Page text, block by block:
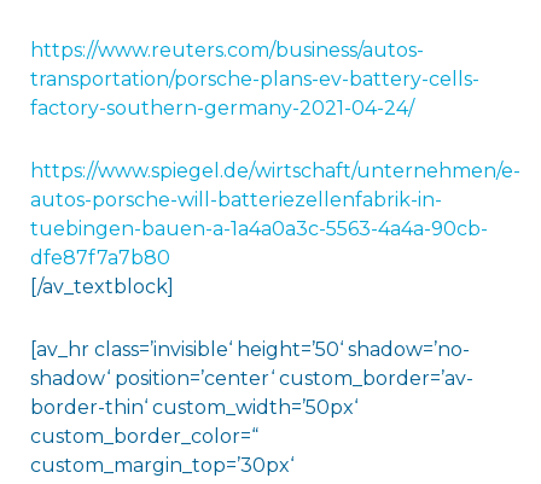
https://www.reuters.com/business/autos-
transportation/porsche-plans-ev-battery-cells-
factory-southern-germany-2021-04-24/
https://www.spiegel.de/wirtschaft/unternehmen/e-
autos-porsche-will-batteriezellenfabrik-in-
tuebingen-bauen-a-1a4a0a3c-5563-4a4a-90cb-
dfe87f7a7b80
[/av_textblock]
[av_hr class=’invisible‘ height=’50‘ shadow=’no-
shadow‘ position=’center‘ custom_border=’av-
border-thin‘ custom_width=’50px‘
custom_border_color=“
custom_margin_top=’30px‘